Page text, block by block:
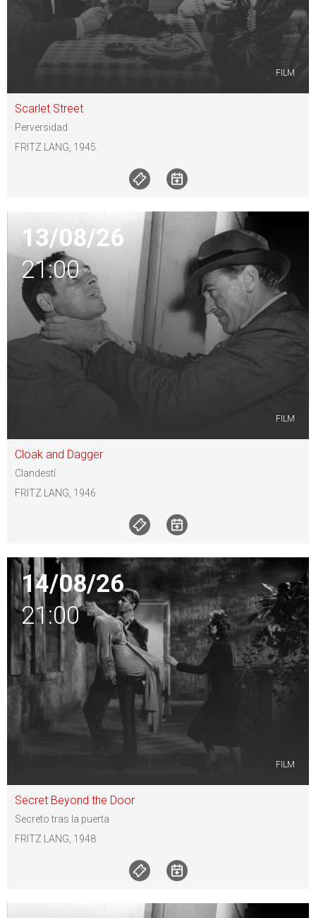
FILM
Scarlet Street
Perversidad
FRITZ LANG, 1945.
13/08/26
21:00
FILM
Cloak and Dagger
Clandestí
FRITZ LANG, 1946.
14/08/26
21:00
FILM
Secret Beyond the Door
Secreto tras la puerta
FRITZ LANG, 1948.